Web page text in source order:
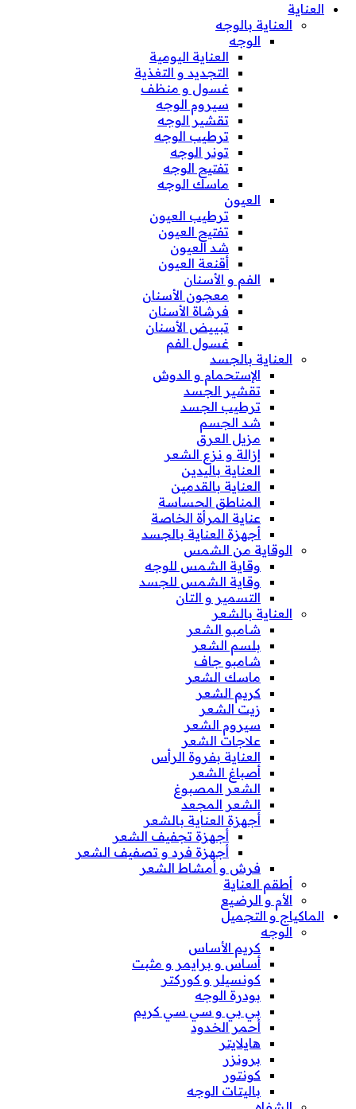
العناية
العناية بالوجه
الوجه
العناية اليومية
التجديد و التغذية
غسول و منظف
سيروم الوجه
تقشير الوجه
ترطيب الوجه
تونر الوجه
تفتيح الوجه
ماسك الوجه
العيون
ترطيب العيون
تفتيح العيون
شد العيون
أقنعة العيون
الفم و الأسنان
معجون الأسنان
فرشاة الأسنان
تبييض الأسنان
غسول الفم
العناية بالجسد
الإستحمام و الدوش
تقشير الجسد
ترطيب الجسد
شد الجسم
مزيل العرق
إزالة و نزع الشعر
العناية باليدين
العناية بالقدمين
المناطق الحساسة
عناية المرأة الخاصة
أجهزة العناية بالجسد
الوقاية من الشمس
وقاية الشمس للوجه
وقاية الشمس للجسد
التسمير و التان
العناية بالشعر
شامبو الشعر
بلسم الشعر
شامبو جاف
ماسك الشعر
كريم الشعر
زيت الشعر
سيروم الشعر
علاجات الشعر
العناية بفروة الرأس
أصباغ الشعر
الشعر المصبوغ
الشعر المجعد
أجهزة العناية بالشعر
أجهزة تجفيف الشعر
أجهزة فرد و تصفيف الشعر
فرش و أمشاط الشعر
أطقم العناية
الأم و الرضيع
الماكياج و التجميل
الوجه
كريم الأساس
أساس و برايمر و مثبت
كونسيلر و كوركتر
بودرة الوجه
بي بي و سي سي كريم
أحمر الخدود
هايلايتر
برونزر
كونتور
باليتات الوجه